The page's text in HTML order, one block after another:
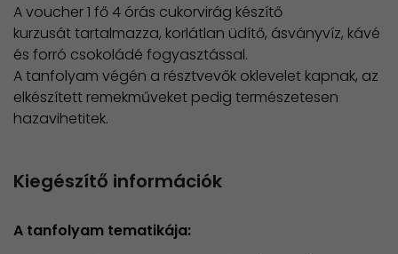
A voucher 1 fő 4 órás cukorvirág készítő
kurzusát tartalmazza, korlátlan üdítő, ásványvíz, kávé
és forró csokoládé fogyasztással.
​A tanfolyam végén a résztvevők oklevelet kapnak, az
elkészített remekműveket pedig természetesen
hazavihetitek.
Kiegészítő információk
A tanfolyam tematikája: